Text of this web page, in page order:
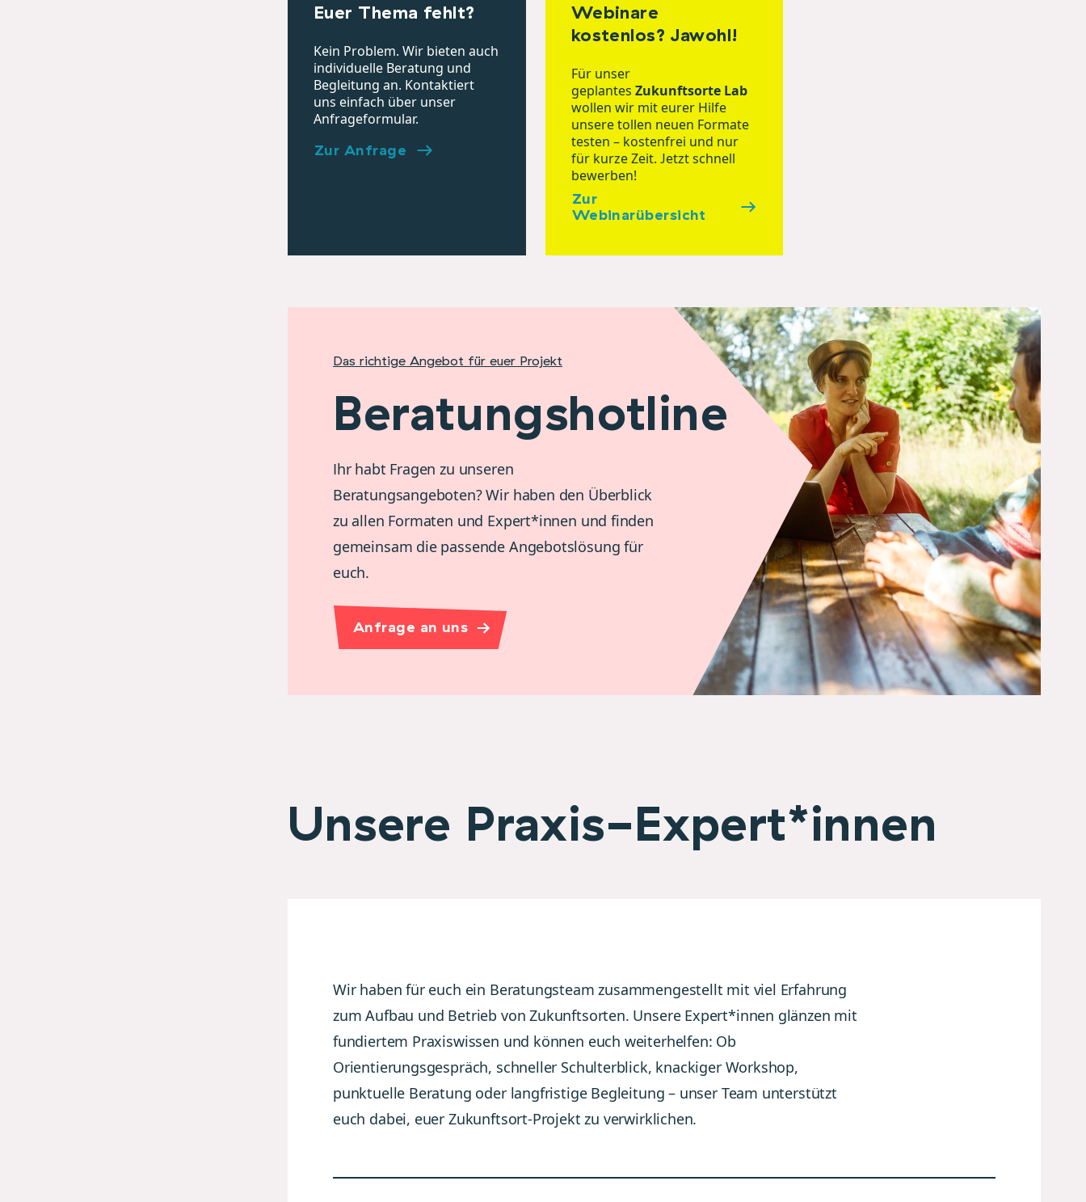
Euer Thema fehlt?
Kein Problem. Wir bieten auch
individuelle Beratung und
Begleitung an. Kontaktiert
uns einfach über unser
Anfrageformular.
Zur Anfrage
Webinare
kostenlos? Jawohl!
Für unser
geplantes Zukunftsorte Lab
wollen wir mit eurer Hilfe
unsere tollen neuen Formate
testen – kostenfrei und nur
für kurze Zeit. Jetzt schnell
bewerben!
Zur
Webinarübersicht
Das richtige Angebot für euer Projekt
Beratungshotline
Ihr habt Fragen zu unseren
Beratungsangeboten? Wir haben den Überblick
zu allen Formaten und Expert*innen und finden
gemeinsam die passende Angebotslösung für
euch.
Anfrage an uns
Unsere Praxis-Expert*innen
Wir haben für euch ein Beratungsteam zusammengestellt mit viel Erfahrung
zum Aufbau und Betrieb von Zukunftsorten. Unsere Expert*innen glänzen mit
fundiertem Praxiswissen und können euch weiterhelfen: Ob
Orientierungsgespräch, schneller Schulterblick, knackiger Workshop,
punktuelle Beratung oder langfristige Begleitung – unser Team unterstützt
euch dabei, euer Zukunftsort-Projekt zu verwirklichen.